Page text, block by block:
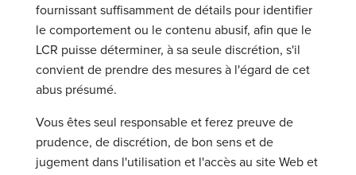
fournissant suffisamment de détails pour identifier
le comportement ou le contenu abusif, afin que le
LCR puisse déterminer, à sa seule discrétion, s'il
convient de prendre des mesures à l'égard de cet
abus présumé.
Vous êtes seul responsable et ferez preuve de
prudence, de discrétion, de bon sens et de
jugement dans l'utilisation et l'accès au site Web et